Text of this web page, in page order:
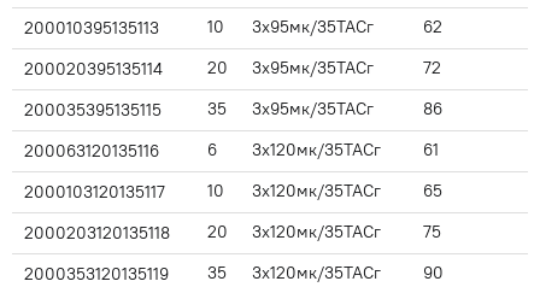
200010395135113 10 3x95мк/35ТАСг 62
200020395135114 20 3x95мк/35ТАСг 72
200035395135115 35 3x95мк/35ТАСг 86
200063120135116 6 3x120мк/35ТАСг 61
2000103120135117 10 3x120мк/35ТАСг 65
2000203120135118 20 3x120мк/35ТАСг 75
2000353120135119 35 3x120мк/35ТАСг 90